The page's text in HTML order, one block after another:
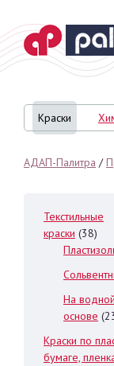
На главную
Краски
АДАП-Палитра /
Текстильные
краски (38)
На водной
основе
Краски по
бумаге,